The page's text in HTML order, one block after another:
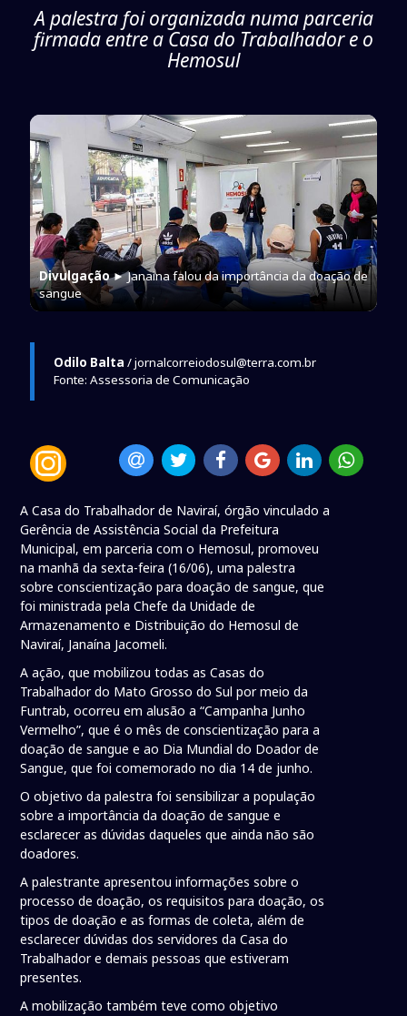
A palestra foi organizada numa parceria
firmada entre a Casa do Trabalhador e o
Hemosul
Divulgação► Janaina falou da importância da doação de
sangue
Odilo Balta / jornalcorreiodosul@terra.com.br
Fonte: Assessoria de Comunicação
A Casa do Trabalhador de Naviraí, órgão vinculado a
Gerência de Assistência Social da Prefeitura
Municipal, em parceria com o Hemosul, promoveu
na manhã da sexta-feira (16/06), uma palestra
sobre conscientização para doação de sangue, que
foi ministrada pela Chefe da Unidade de
Armazenamento e Distribuição do Hemosul de
Naviraí, Janaína Jacomeli.
A ação, que mobilizou todas as Casas do
Trabalhador do Mato Grosso do Sul por meio da
Funtrab, ocorreu em alusão a “Campanha Junho
Vermelho”, que é o mês de conscientização para a
doação de sangue e ao Dia Mundial do Doador de
Sangue, que foi comemorado no dia 14 de junho.
O objetivo da palestra foi sensibilizar a população
sobre a importância da doação de sangue e
esclarecer as dúvidas daqueles que ainda não são
doadores.
A palestrante apresentou informações sobre o
processo de doação, os requisitos para doação, os
tipos de doação e as formas de coleta, além de
esclarecer dúvidas dos servidores da Casa do
Trabalhador e demais pessoas que estiveram
presentes.
A mobilização também teve como objetivo